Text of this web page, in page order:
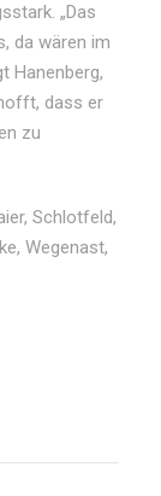
„Das
da wären im
Hanenberg,
dass er
zu
Schlotfeld,
Wegenast,